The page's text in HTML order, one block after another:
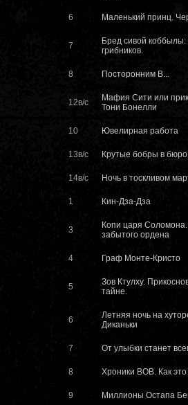
6 Маленький принц.
7
Бред сивой коббылы:
грибников.
8 Посторонним В...
12в/с
Мафия Сити или
Тони Бонелли
10 Ювелирная работа
13в/с Крутые бобры в бюро
14в/с Ночь в тоскливом
1 Кин-Дза-Дза
3
Копи царя
забытого ордена
4 Граф Монте-Кристо
5
Зов Ктулху.
тайне.
6
Летняя ночь на
Диканьки
7 От улыбки станет
8 Хроники ВОВ. Как
9 Миллионы Остапа